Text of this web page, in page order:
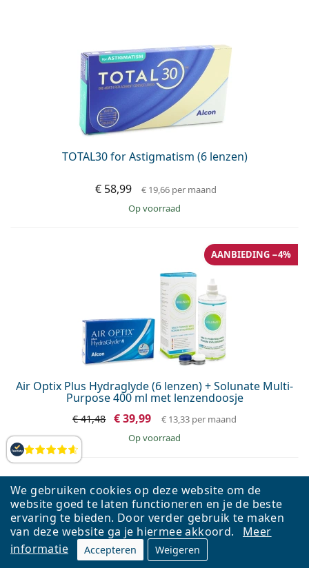
We gebruiken cookies op deze website om de
website goed te laten functioneren en je de beste
ervaring te bieden. Door verder gebruik te maken
van deze website ga je hiermee akkoord.
Meer
informatie
Accepteren Weigeren
Beoordelingen
TOTAL30 for Astigmatism (6 lenzen)
€ 58,99 € 19,66 per maand
op voorraad
Air Optix Plus Hydraglyde (6 lenzen) + Solunate Multi-
Purpose 400 ml met lenzendoosje
AANBIEDING −4%
€ 41,48 € 39,99 € 13,33per maand
op voorraad